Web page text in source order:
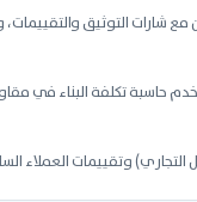
شارات التوثيق
حاسبة تكلفة البناء في
وتقييمات العملاء